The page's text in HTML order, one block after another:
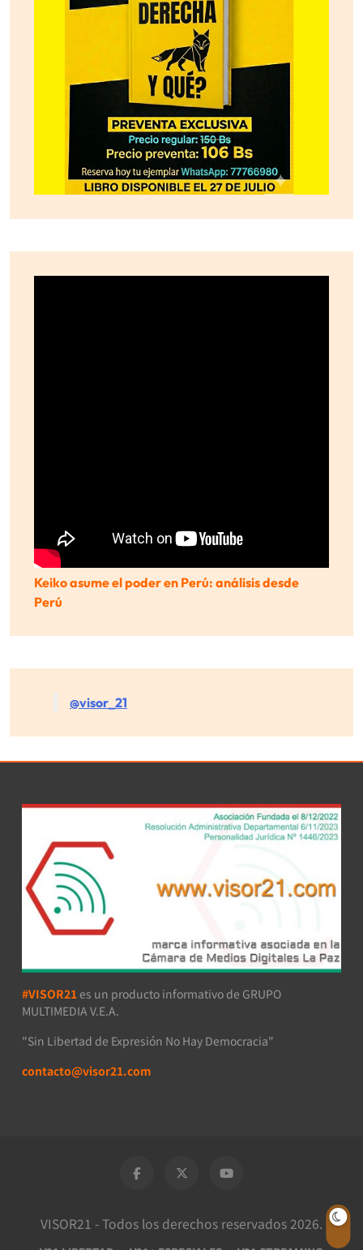
Keiko asume el poder en Perú: análisis desde
Perú
@visor_21
#VISOR21 es un producto informativo de GRUPO
MULTIMEDIA V.E.A.
"Sin Libertad de Expresión No Hay Democracia"
contacto@visor21.com
VISOR21 - Todos los derechos reservados 2026.